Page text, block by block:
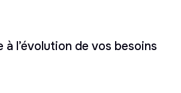
à l’évolution de vos besoins